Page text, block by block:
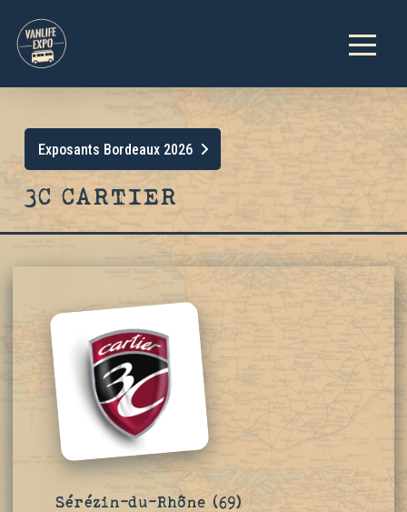
Exposants Bordeaux 2026
3C CARTIER
Sérézin-du-Rhône (69)